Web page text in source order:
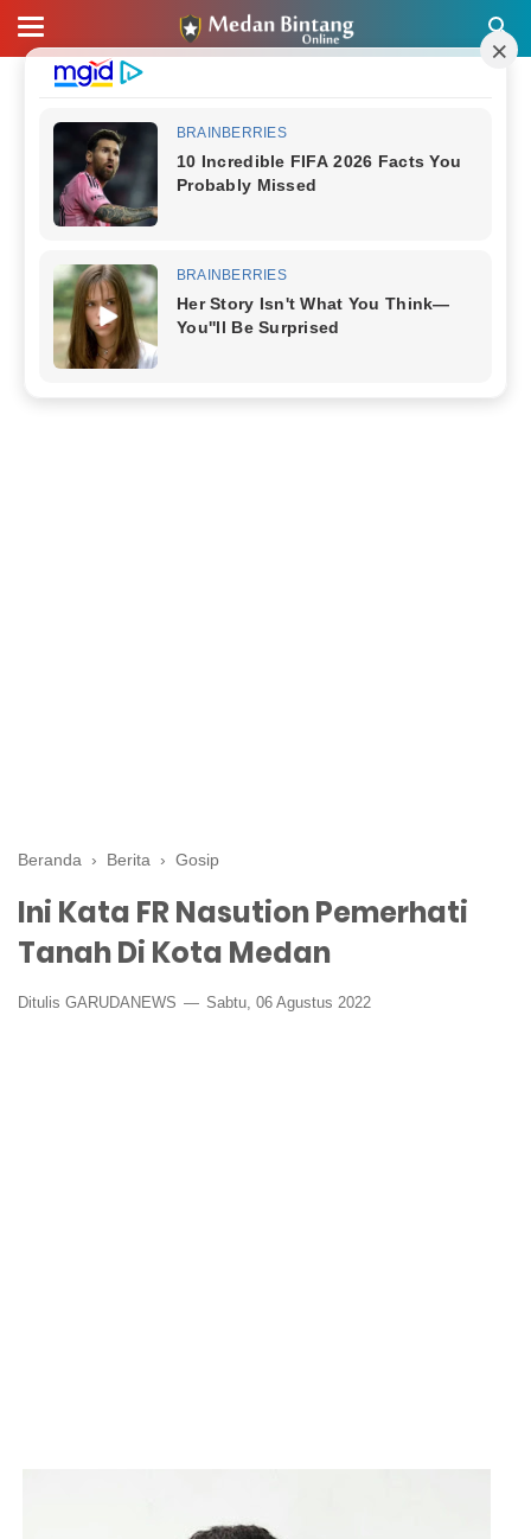
Beranda › Berita › Gosip
Ini Kata FR Nasution Pemerhati
Tanah Di Kota Medan
Ditulis GARUDANEWS Sabtu, 06 Agustus 2022